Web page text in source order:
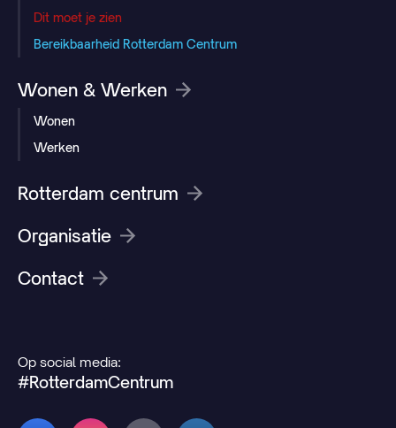
Dit moet je zien
Bereikbaarheid Rotterdam Centrum
Wonen & Werken
Wonen
Werken
Rotterdam centrum
Organisatie
Contact
Op social media:
#RotterdamCentrum